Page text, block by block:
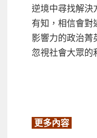
逆境中尋找解決
有知，相信會對
影響力的政治菁
忽視社會大眾的
更多內容